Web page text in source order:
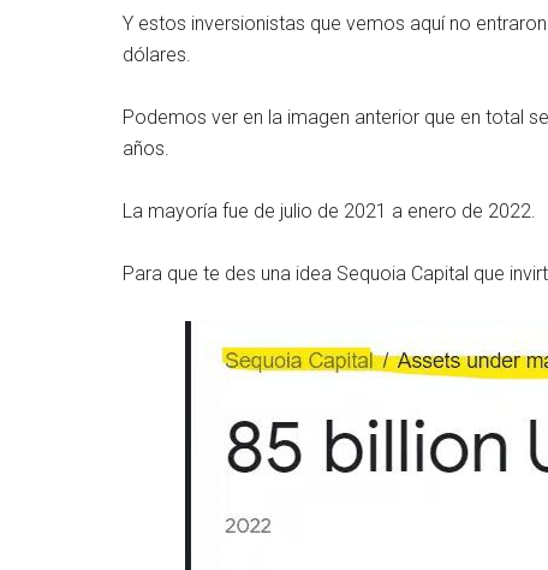
Y estos inversionistas que vemos aquí no
dólares.
Podemos ver en la imagen anterior que en total
años.
La mayoría fue de julio de 2021 a enero de 2022.
Para que te des una idea Sequoia Capital que